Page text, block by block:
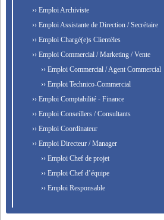
›› Emploi Archiviste
›› Emploi Assistante de Direction / Secrétaire
›› Emploi Chargé(e)s Clientèles
›› Emploi Commercial / Marketing / Vente
›› Emploi Commercial / Agent Commercial
›› Emploi Technico-Commercial
›› Emploi Comptabilité - Finance
›› Emploi Conseillers / Consultants
›› Emploi Coordinateur
›› Emploi Directeur / Manager
›› Emploi Chef de projet
›› Emploi Chef d’équipe
›› Emploi Responsable